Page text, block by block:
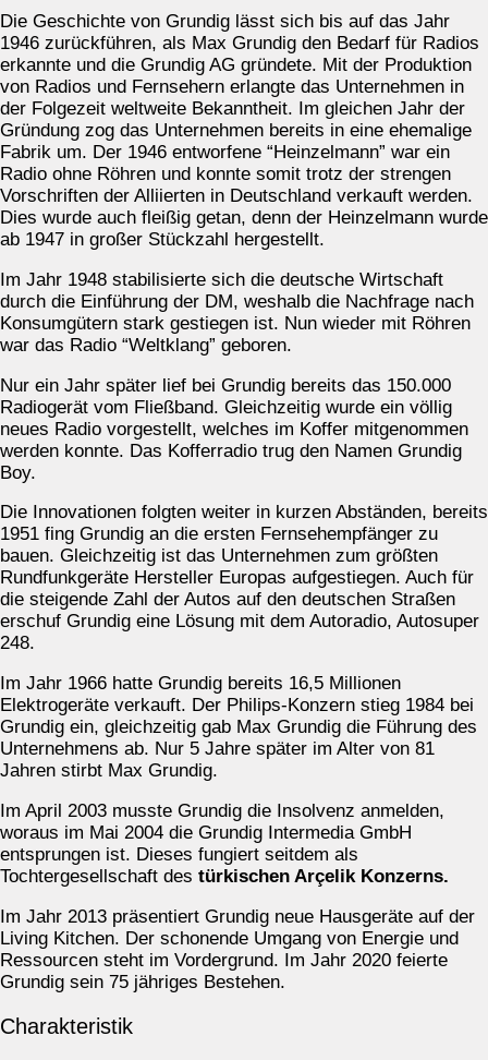
Die Geschichte von Grundig lässt sich bis auf das Jahr
1946 zurückführen, als Max Grundig den Bedarf für Radios
erkannte und die Grundig AG gründete. Mit der Produktion
von Radios und Fernsehern erlangte das Unternehmen in
der Folgezeit weltweite Bekanntheit. Im gleichen Jahr der
Gründung zog das Unternehmen bereits in eine ehemalige
Fabrik um. Der 1946 entworfene “Heinzelmann” war ein
Radio ohne Röhren und konnte somit trotz der strengen
Vorschriften der Alliierten in Deutschland verkauft werden.
Dies wurde auch fleißig getan, denn der Heinzelmann wurde
ab 1947 in großer Stückzahl hergestellt.
Im Jahr 1948 stabilisierte sich die deutsche Wirtschaft
durch die Einführung der DM, weshalb die Nachfrage nach
Konsumgütern stark gestiegen ist. Nun wieder mit Röhren
war das Radio “Weltklang” geboren.
Nur ein Jahr später lief bei Grundig bereits das 150.000
Radiogerät vom Fließband. Gleichzeitig wurde ein völlig
neues Radio vorgestellt, welches im Koffer mitgenommen
werden konnte. Das Kofferradio trug den Namen Grundig
Boy.
Die Innovationen folgten weiter in kurzen Abständen, bereits
1951 fing Grundig an die ersten Fernsehempfänger zu
bauen. Gleichzeitig ist das Unternehmen zum größten
Rundfunkgeräte Hersteller Europas aufgestiegen. Auch für
die steigende Zahl der Autos auf den deutschen Straßen
erschuf Grundig eine Lösung mit dem Autoradio, Autosuper
248.
Im Jahr 1966 hatte Grundig bereits 16,5 Millionen
Elektrogeräte verkauft. Der Philips-Konzern stieg 1984 bei
Grundig ein, gleichzeitig gab Max Grundig die Führung des
Unternehmens ab. Nur 5 Jahre später im Alter von 81
Jahren stirbt Max Grundig.
Im April 2003 musste Grundig die Insolvenz anmelden,
woraus im Mai 2004 die Grundig Intermedia GmbH
entsprungen ist. Dieses fungiert seitdem als
Tochtergesellschaft des türkischen Arçelik Konzerns.
Im Jahr 2013 präsentiert Grundig neue Hausgeräte auf der
Living Kitchen. Der schonende Umgang von Energie und
Ressourcen steht im Vordergrund. Im Jahr 2020 feierte
Grundig sein 75 jähriges Bestehen.
Charakteristik